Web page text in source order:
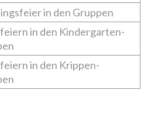
in den Gruppen
in den Kindergarten-
in den Krippen-